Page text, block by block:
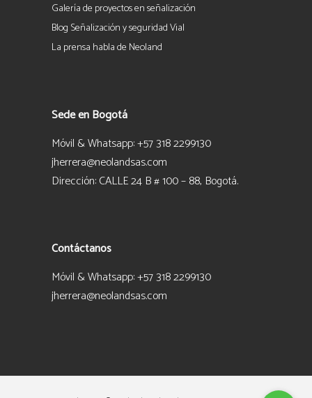
Galería de proyectos en señalización
Blog Señalización y seguridad Vial
La prensa habla de Neoland
Sede en Bogotá
Móvil & Whatsapp: +57 318 2299130
jherrera@neolandsas.com
Dirección: CALLE 24 B # 100 – 88, Bogotá.
Contáctanos
Móvil & Whatsapp: +57 318 2299130
jherrera@neolandsas.com